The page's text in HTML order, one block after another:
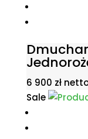
6 900 zł netto
Sale